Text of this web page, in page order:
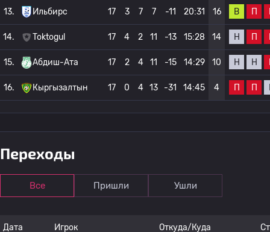
13. Ильбирс 17 3 7 7 -11 20:31 16 В П
14. Toktogul 17 4 2 11 -13 15:28 14 Н П
15. Абдиш-Ата 17 2 4 11 -15 14:29 10 Н Н
16. Кыргызалтын 17 0 4 13 -31 14:45 4 П П
Переходы
Все Пришли Ушли
Дата Игрок Откуда/Куда